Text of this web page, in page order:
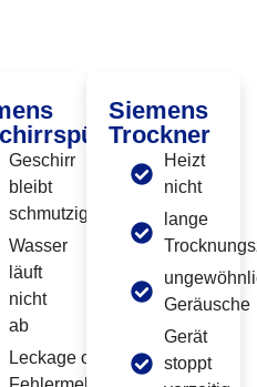
Geschirr
bleibt
schmutzig
Wasser
läuft
nicht
ab
Leckage oder
Siemens
Trockner
Heizt
nicht
lange
Geräusche
Gerät
stoppt